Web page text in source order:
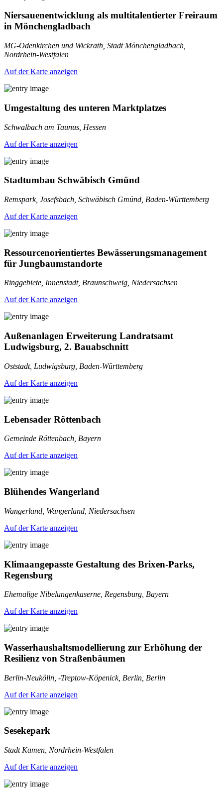
Niersauenentwicklung als multitalentierter Freiraum
in Mönchengladbach
MG-Odenkirchen und Wickrath, Stadt Mönchengladbach,
Nordrhein-Westfalen
Auf der Karte anzeigen
Umgestaltung des unteren Marktplatzes
Schwalbach am Taunus, Hessen
Auf der Karte anzeigen
Stadtumbau Schwäbisch Gmünd
Remspark, Josefsbach, Schwäbisch Gmünd, Baden-Württemberg
Auf der Karte anzeigen
Ressourcenorientiertes Bewässerungsmanagement
für Jungbaumstandorte
Ringgebiete, Innenstadt, Braunschweig, Niedersachsen
Auf der Karte anzeigen
Außenanlagen Erweiterung Landratsamt
Ludwigsburg, 2. Bauabschnitt
Oststadt, Ludwigsburg, Baden-Württemberg
Auf der Karte anzeigen
Lebensader Röttenbach
Gemeinde Röttenbach, Bayern
Auf der Karte anzeigen
Blühendes Wangerland
Wangerland, Wangerland, Niedersachsen
Auf der Karte anzeigen
Klimaangepasste Gestaltung des Brixen-Parks,
Regensburg
Ehemalige Nibelungenkaserne, Regensburg, Bayern
Auf der Karte anzeigen
Wasserhaushaltsmodellierung zur Erhöhung der
Resilienz von Straßenbäumen
Berlin-Neukölln, -Treptow-Köpenick, Berlin, Berlin
Auf der Karte anzeigen
Sesekepark
Stadt Kamen, Nordrhein-Westfalen
Auf der Karte anzeigen